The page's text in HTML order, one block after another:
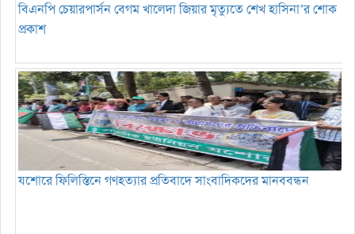
বিএনপি চেয়ারপার্সন বেগম খালেদা জিয়ার মৃত্যুতে শেখ হাসিনা’র শোক
প্রকাশ
যশোরে ফিলিস্তিনে গণহত্যার প্রতিবাদে সাংবাদিকদের মানববন্ধন